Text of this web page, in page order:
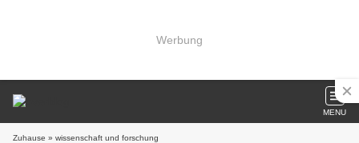
Werbung
MENU
Zuhause » wissenschaft und forschung